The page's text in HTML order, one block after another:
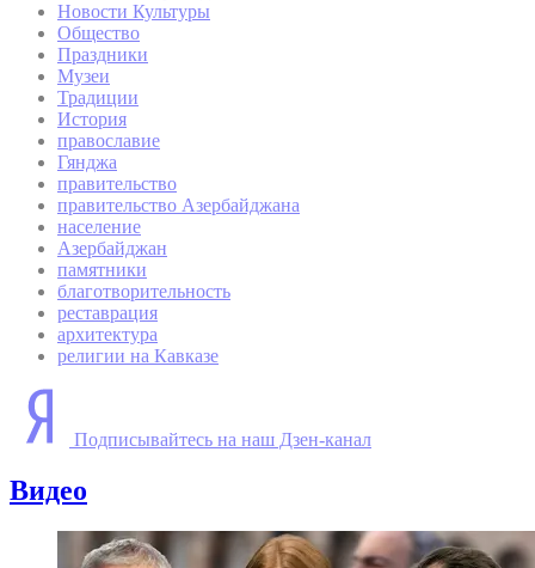
Новости Культуры
Общество
Праздники
Музеи
Традиции
История
православие
Гянджа
правительство
правительство Азербайджана
население
Азербайджан
памятники
благотворительность
реставрация
архитектура
религии на Кавказе
Подписывайтесь на наш Дзен-канал
Видео